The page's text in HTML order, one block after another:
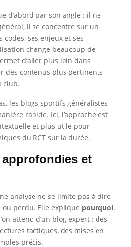
d’abord par son angle : il ne
il se concentre sur un
codes, ses enjeux et ses
change beaucoup de
d’aller plus loin dans
des contenus plus pertinents
club.
les blogs sportifs généralistes
rapide. Ici, l’approche est
et plus utile pour
du RCT sur la durée.
approfondies et
analyse ne se limite pas à dire
ou perdu. Elle explique pourquoi.
attend d’un blog expert : des
tactiques, des mises en
précis.